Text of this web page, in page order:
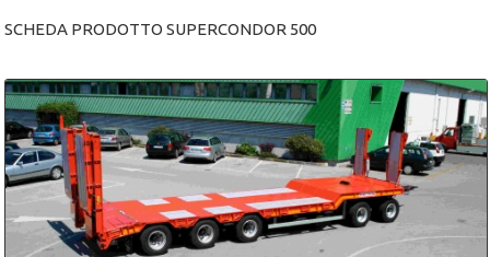
SCHEDA PRODOTTO SUPERCONDOR 500